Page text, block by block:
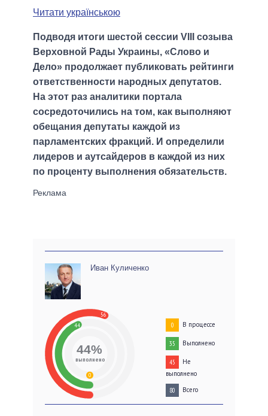
Читати українською
Подводя итоги шестой сессии VIII созыва
Верховной Рады Украины, «Слово и
Дело» продолжает публиковать рейтинги
ответственности народных депутатов.
На этот раз аналитики портала
сосредоточились на том, как выполняют
обещания депутаты каждой из
парламентских фракций. И определили
лидеров и аутсайдеров в каждой из них
по проценту выполнения обязательств.
Иван Куличенко
56
44
0
44%
выполнено
0 В процессе
35 Выполнено
45
Не
выполнено
80
Всего